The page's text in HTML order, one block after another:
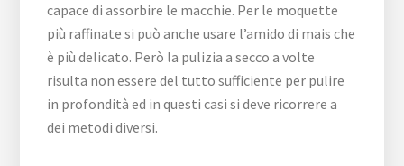
capace di assorbire le macchie. Per le moquette
più raffinate si può anche usare l’amido di mais che
è più delicato. Però la pulizia a secco a volte
risulta non essere del tutto sufficiente per pulire
in profondità ed in questi casi si deve ricorrere a
dei metodi diversi.